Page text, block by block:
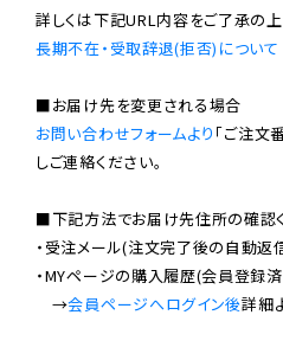
長期不在・受取辞退(拒否)について
お問い合わせフォームより 「ご注文
しご連絡ください。
■下記方法でお届け先住所の確認く
・受注メール(注文完了後の自動返
・MYページの購入履歴(会員登録
→会員ページへログイン後詳細